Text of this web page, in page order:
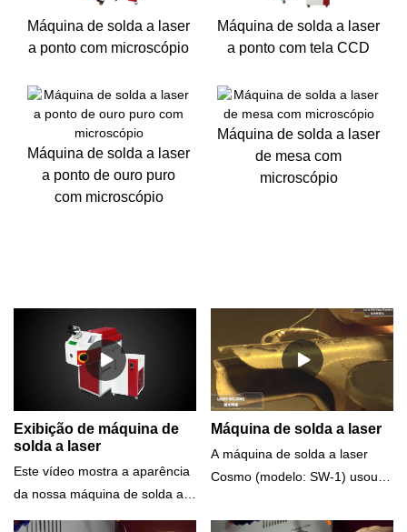
Máquina de solda a laser
a ponto com microscópio
Máquina de solda a laser
a ponto com tela CCD
Máquina de solda a laser
a ponto de ouro puro
com microscópio
Máquina de solda a laser
de mesa com
microscópio
Exibição de máquina de
solda a laser
Este vídeo mostra a aparência
da nossa máquina de solda a
laser (modelo: SW-1).Ele usa
Máquina de solda a laser
A máquina de solda a laser
Cosmo (modelo: SW-1) usou
que resulta em uma saída de